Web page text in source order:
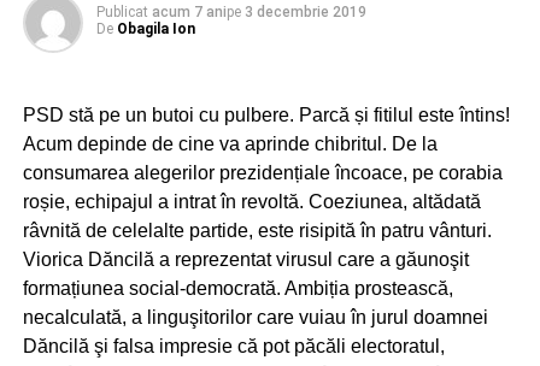
Publicat acum 7 anipe 3 decembrie 2019
De Obagila Ion
PSD stă pe un butoi cu pulbere. Parcă și fitilul este întins!
Acum depinde de cine va aprinde chibritul. De la
consumarea alegerilor prezidențiale încoace, pe corabia
roșie, echipajul a intrat în revoltă. Coeziunea, altădată
râvnită de celelalte partide, este risipită în patru vânturi.
Viorica Dăncilă a reprezentat virusul care a găunoşit
formațiunea social-democrată. Ambiția prostească,
necalculată, a linguşitorilor care vuiau în jurul doamnei
Dăncilă şi falsa impresie că pot păcăli electoratul,